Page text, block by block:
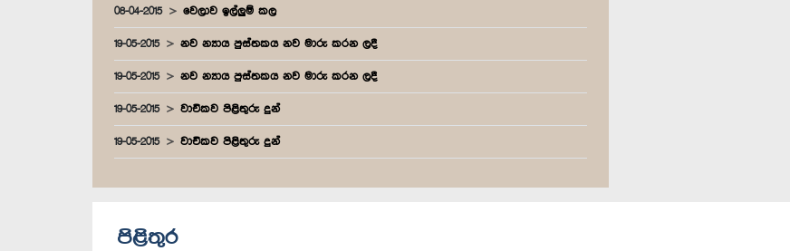
08-04-2015 වෙලාව ඉල්ලුම් කල
19-05-2015 නව න්‍යාය පුස්තකය නව මාරු කරන ලදී
19-05-2015 නව න්‍යාය පුස්තකය නව මාරු කරන ලදී
19-05-2015 වාචිකව පිළිතුරු දුන්
19-05-2015 වාචිකව පිළිතුරු දුන්
පිළිතුර